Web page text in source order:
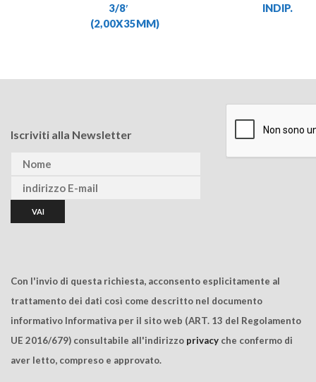
3/8′
(2,00X35MM)
INDIP.
Iscriviti alla Newsletter
Con l'invio di questa richiesta, acconsento esplicitamente al
trattamento dei dati così come descritto nel documento
informativo Informativa per il sito web (ART. 13 del Regolamento
UE 2016/679) consultabile all'indirizzo privacy che confermo di
aver letto, compreso e approvato.